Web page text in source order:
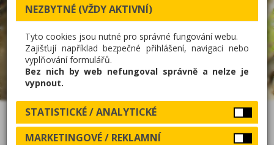
PROJECT OUTDOOR S.R.O.
NEZBYTNÉ (VŽDY AKTIVNÍ)
Tyto cookies jsou nutné pro správné fungování webu.
Zajišťují například bezpečné přihlášení, navigaci nebo
vyplňování formulářů.
Bez nich by web nefungoval správně a nelze je
vypnout.
STATISTICKÉ / ANALYTICKÉ
MARKETINGOVÉ / REKLAMNÍ